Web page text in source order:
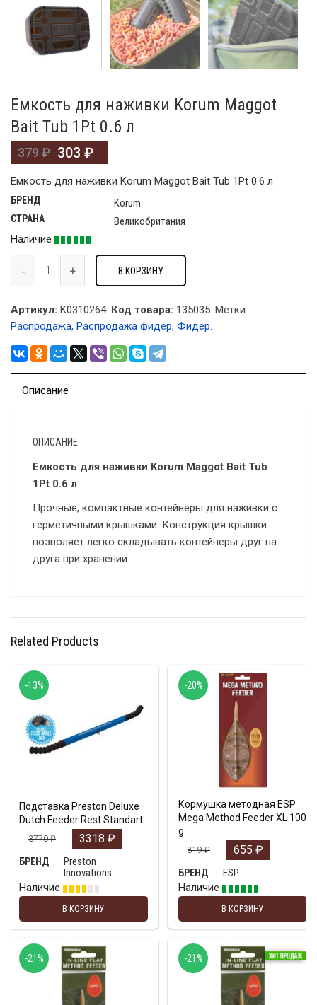
Емкость для наживки Korum Maggot
Bait Tub 1Pt 0.6 л
379₽ 303 ₽
Емкость для наживки Korum Maggot Bait Tub 1Pt 0.6 л
БРЕНД Korum
СТРАНА
Великобритания
Наличие
В КОРЗИНУ
Артикул: K0310264. Код товара: 135035. Метки:
Распродажа, Распродажа фидер, Фидер.
Описание
ОПИСАНИЕ
Емкость для наживки Korum Maggot Bait Tub
1Pt 0.6 л
Прочные, компактные контейнеры для наживки с
герметичными крышками. Конструкция крышки
позволяет легко складывать контейнеры друг на
друга при хранении.
Related Products
Подставка Preston Deluxe
Dutch Feeder Rest Standart
3770₽ 3318 ₽
БРЕНД
Preston
Innovations
Наличие
В КОРЗИНУ
-13%
Кормушка методная ESP
Mega Method Feeder XL 100
g
819₽ 655 ₽
БРЕНД
ESP
Наличие
В КОРЗИНУ
-20%
-21% -21%